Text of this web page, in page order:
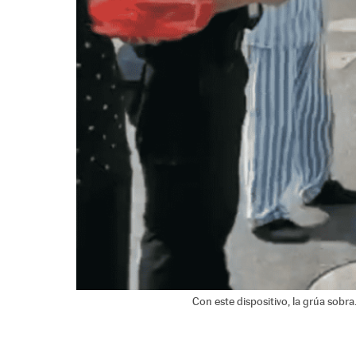
Con este dispositivo, la grúa sobra.